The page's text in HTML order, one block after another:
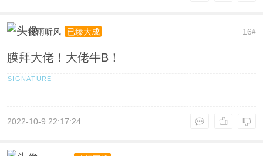
16#
夜雨听风 已臻大成
膜拜大佬！大佬牛B！
2022-10-9 22:17:24